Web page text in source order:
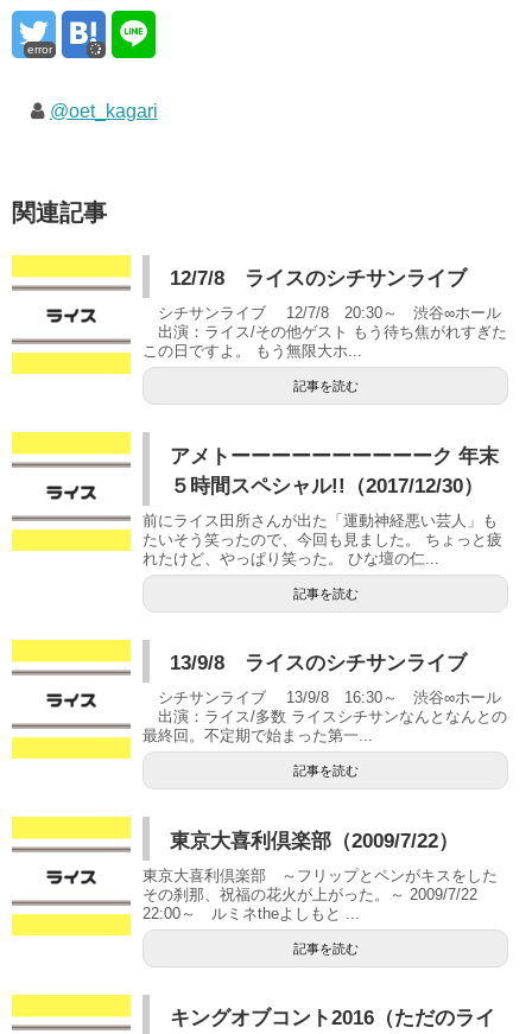
error
@oet_kagari
関連記事
12/7/8 ライスのシチサンライブ
シチサンライブ 12/7/8 20:30～ 渋谷∞ホール
出演：ライス/その他ゲスト もう待ち焦がれすぎた
この日ですよ。 もう無限大ホ...
記事を読む
アメトーーーーーーーーーーク 年末
５時間スペシャル!!（2017/12/30）
前にライス田所さんが出た「運動神経悪い芸人」も
たいそう笑ったので、今回も見ました。 ちょっと疲
れたけど、やっぱり笑った。 ひな壇の仁...
記事を読む
13/9/8 ライスのシチサンライブ
シチサンライブ 13/9/8 16:30～ 渋谷∞ホール
出演：ライス/多数 ライスシチサンなんとなんとの
最終回。不定期で始まった第一...
記事を読む
東京大喜利倶楽部（2009/7/22）
東京大喜利倶楽部 ～フリップとペンがキスをした
その刹那、祝福の花火が上がった。～ 2009/7/22
22:00～ ルミネtheよしもと ...
記事を読む
キングオブコント2016（ただのライ